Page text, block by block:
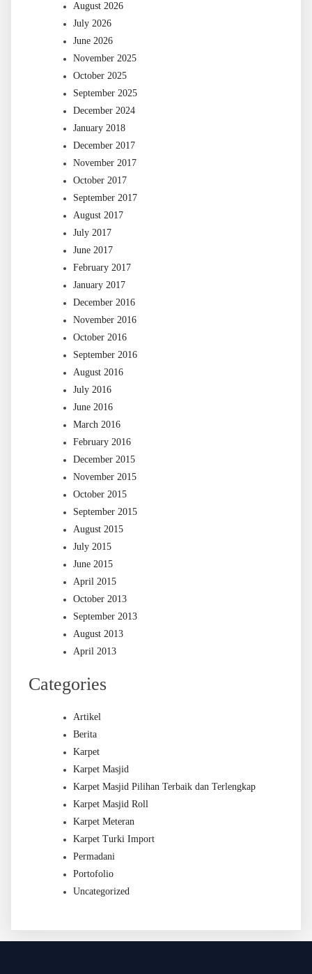
August 2026
July 2026
June 2026
November 2025
October 2025
September 2025
December 2024
January 2018
December 2017
November 2017
October 2017
September 2017
August 2017
July 2017
June 2017
February 2017
January 2017
December 2016
November 2016
October 2016
September 2016
August 2016
July 2016
June 2016
March 2016
February 2016
December 2015
November 2015
October 2015
September 2015
August 2015
July 2015
June 2015
April 2015
October 2013
September 2013
August 2013
April 2013
Categories
Artikel
Berita
Karpet
Karpet Masjid
Karpet Masjid Pilihan Terbaik dan Terlengkap
Karpet Masjid Roll
Karpet Meteran
Karpet Turki Import
Permadani
Portofolio
Uncategorized